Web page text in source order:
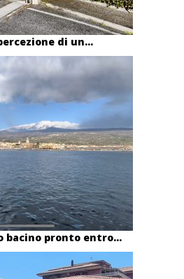
di un...
bacino pronto entro...